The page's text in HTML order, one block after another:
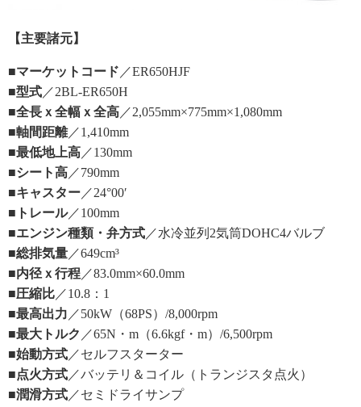
【主要諸元】
■マーケットコード ／ER650HJF
■型式／2BL-ER650H
■全長ｘ全幅ｘ全高 ／2,055mm×775mm×1,080mm
■軸間距離／1,410mm
■最低地上高 ／130mm
■シート高 ／790mm
■キャスター／24°00′
■トレール／100mm
■エンジン種類・弁方式／水冷並列2気筒DOHC4バルブ
■総排気量／649cm³
■内径ｘ行程／83.0mm×60.0mm
■圧縮比／10.8：1
■最高出力 ／50kW（68PS）/8,000rpm
■最大トルク ／65N・m（6.6kgf・m）/6,500rpm
■始動方式／セルフスターター
■点火方式／バッテリ＆コイル（トランジスタ点火）
■潤滑方式／セミドライサンプ